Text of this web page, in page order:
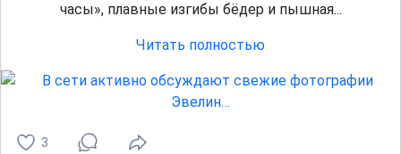
часы», плавные изгибы бёдер и пышная...
Читать полностью
3